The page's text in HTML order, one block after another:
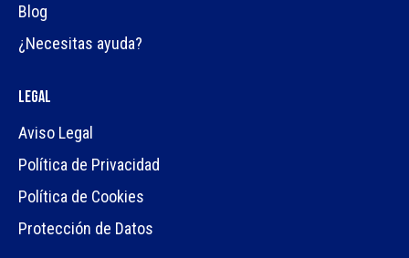
Blog
¿Necesitas ayuda?
Legal
Aviso Legal
Política de Privacidad
Política de Cookies
Protección de Datos